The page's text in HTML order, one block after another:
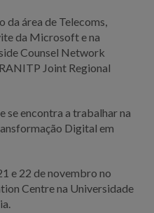
da área de Telecoms,
da Microsoft e na
Counsel Network
Joint Regional
se encontra a trabalhar na
Digital em
e 22 de novembro no
Centre na Universidade